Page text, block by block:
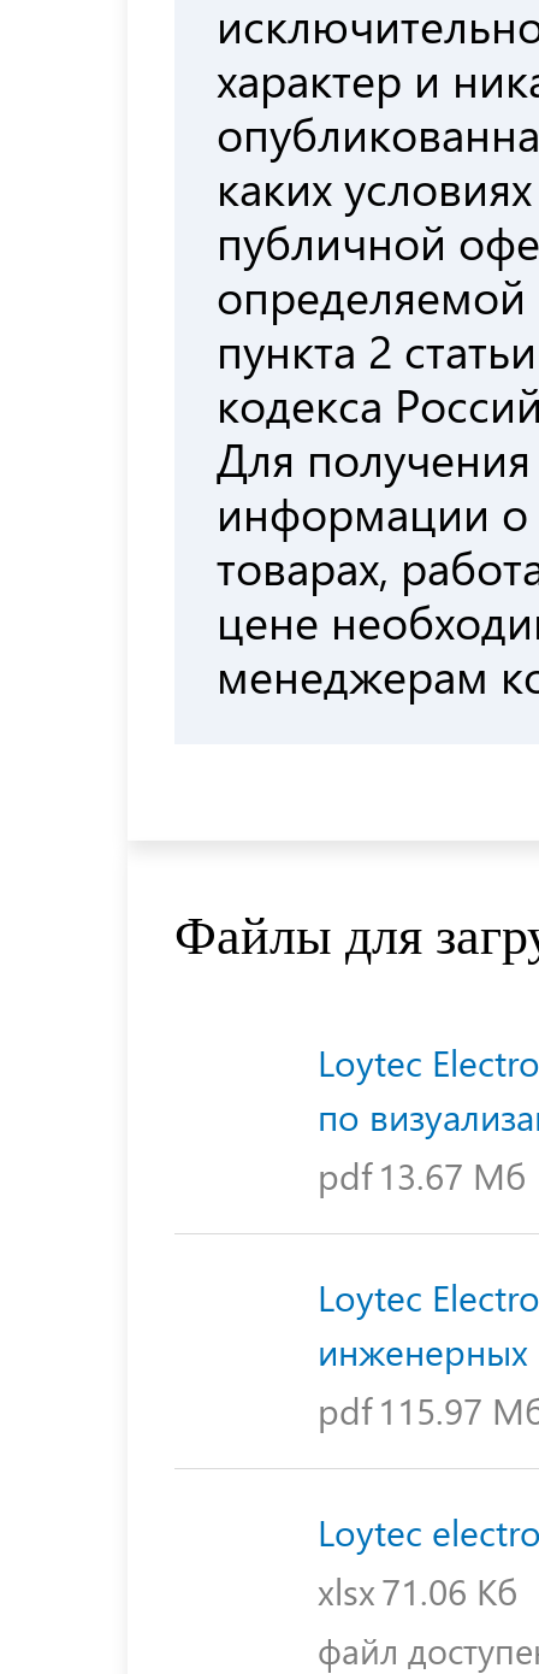
характер и
каких
публичной
пункта 2
кодекса
Для
информации о
товарах,
цене
менеджерам
Файлы для
Loytec
по
pdf 13.67 Мб
Loytec
инженерных
pdf 115.97
Loytec
xlsx71.06 Кб
файл